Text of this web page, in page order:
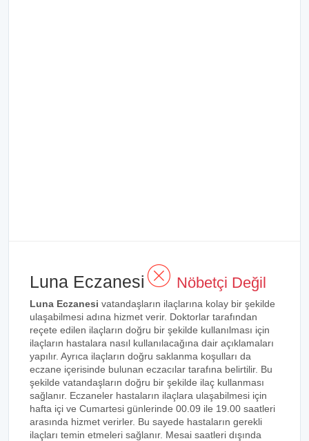
Luna Eczanesi Nöbetçi Değil
Luna Eczanesi vatandaşların ilaçlarına kolay bir şekilde
ulaşabilmesi adına hizmet verir. Doktorlar tarafından
reçete edilen ilaçların doğru bir şekilde kullanılması için
ilaçların hastalara nasıl kullanılacağına dair açıklamaları
yapılır. Ayrıca ilaçların doğru saklanma koşulları da
eczane içerisinde bulunan eczacılar tarafına belirtilir. Bu
şekilde vatandaşların doğru bir şekilde ilaç kullanması
sağlanır. Eczaneler hastaların ilaçlara ulaşabilmesi için
hafta içi ve Cumartesi günlerinde 00.09 ile 19.00 saatleri
arasında hizmet verirler. Bu sayede hastaların gerekli
ilaçları temin etmeleri sağlanır. Mesai saatleri dışında